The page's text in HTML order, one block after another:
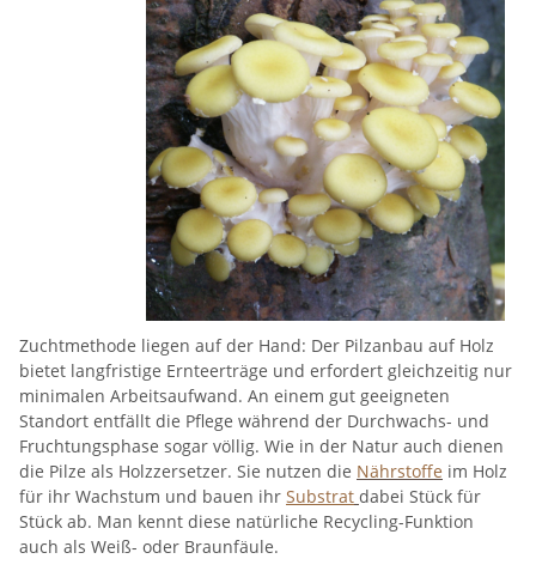
Zuchtmethode liegen auf der Hand: Der Pilzanbau auf Holz
bietet langfristige Ernteerträge und erfordert gleichzeitig nur
minimalen Arbeitsaufwand. An einem gut geeigneten
Standort entfällt die Pflege während der Durchwachs- und
Fruchtungsphase sogar völlig. Wie in der Natur auch dienen
die Pilze als Holzzersetzer. Sie nutzen die Nährstoffe im Holz
für ihr Wachstum und bauen ihr Substrat dabei Stück für
Stück ab. Man kennt diese natürliche Recycling-Funktion
auch als Weiß- oder Braunfäule.